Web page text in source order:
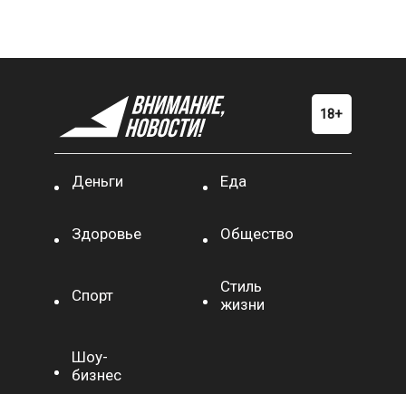
Деньги Еда
Здоровье Общество
Спорт
Стиль
жизни
Шоу-
бизнес